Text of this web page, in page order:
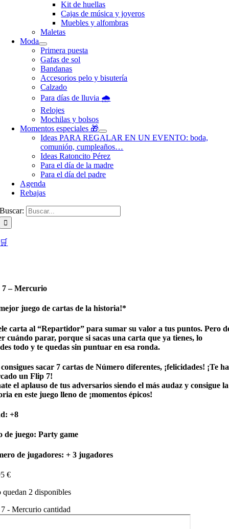
Kit de huellas
Cajas de música y joyeros
Muebles y alfombras
Maletas
Moda
Primera puesta
Gafas de sol
Bandanas
Accesorios pelo y bisutería
Calzado
Para días de lluvia 🌧️
Relojes
Mochilas y bolsos
Momentos especiales 🎁
Ideas PARA REGALAR EN UN EVENTO: boda,
comunión, cumpleaños…
Ideas Ratoncito Pérez
Para el día de la madre
Para el día del padre
Agenda
Rebajas
Buscar:
🛒
7 – Mercurio
juego de cartas de la historia!*
carta al “Repartidor” para sumar su valor a tus puntos. Pero
cuándo parar, porque si sacas una carta que ya tienes, lo
todo y te quedas sin puntuar en esa ronda.
sacar 7 cartas de Número diferentes, ¡felicidades! ¡Te
un Flip 7!
el aplauso de tus adversarios siendo el más audaz y consigue la
en este juego lleno de ¡momentos épicos!
+8
de juego: Party game
de jugadores: + 3 jugadores
€
quedan 2 disponibles
- Mercurio cantidad